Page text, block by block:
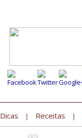
Dicas | Receitas |